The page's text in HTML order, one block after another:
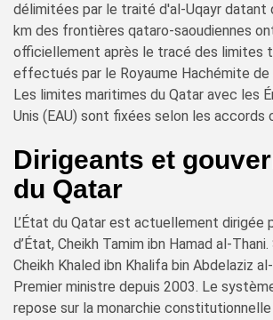
délimitées par le traité d'al-Uqayr datant
km des frontières qataro-saoudiennes
officiellement après le tracé des limites
effectués par le Royaume Hachémite de
Les limites maritimes du Qatar avec les
Unis (EAU) sont fixées selon les accords
Dirigeants et
du Qatar
L’État du Qatar est actuellement dirigée
d’État, Cheikh Tamim ibn Hamad al-
Cheikh Khaled ibn Khalifa bin Abdelaziz
Premier ministre depuis 2003. Le
repose sur la monarchie